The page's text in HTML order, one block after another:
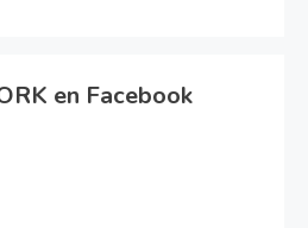
en Facebook